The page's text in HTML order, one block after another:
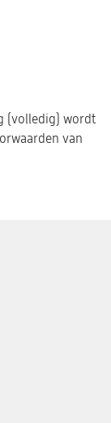
(volledig) wordt
van